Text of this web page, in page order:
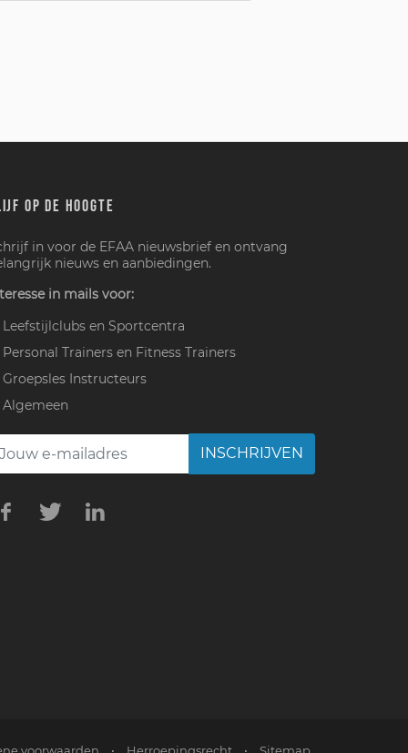
OP DE HOOGTE
in voor de EFAA nieuwsbrief en ontvang
nieuws en aanbiedingen.
in mails voor:
Leefstijlclubs en Sportcentra
Personal Trainers en Fitness Trainers
Groepsles Instructeurs
Algemeen
INSCHRIJVEN